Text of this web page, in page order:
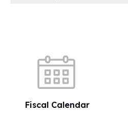
Fiscal Calendar